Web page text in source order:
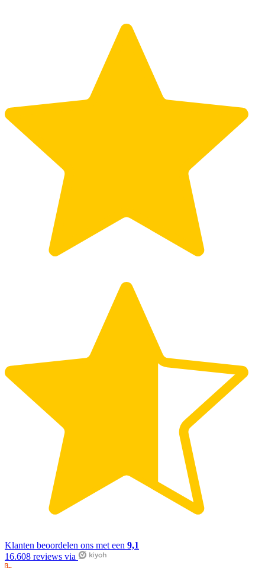
Klanten beoordelen ons met een 9,1
16.608 reviews via